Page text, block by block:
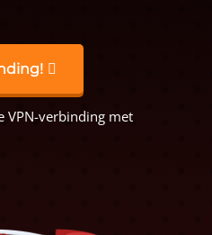
VPN-verbinding met